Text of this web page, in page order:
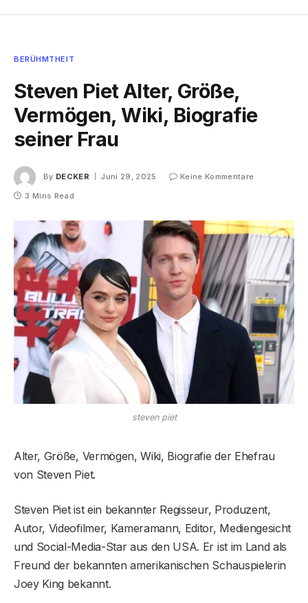
BERÜHMTHEIT
Steven Piet Alter, Größe,
Vermögen, Wiki, Biografie
seiner Frau
By DECKER Juni 29, 2025
Keine Kommentare
3 Mins Read
steven piet
Alter, Größe, Vermögen, Wiki, Biografie der Ehefrau
von Steven Piet.
Steven Piet ist ein bekannter Regisseur, Produzent,
Autor, Videofilmer, Kameramann, Editor, Mediengesicht
und Social-Media-Star aus den USA. Er ist im Land als
Freund der bekannten amerikanischen Schauspielerin
Joey King bekannt.